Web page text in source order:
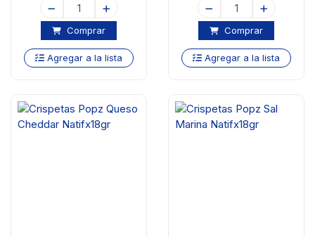
Comprar
Agregar a la lista
Comprar
Agregar a la lista